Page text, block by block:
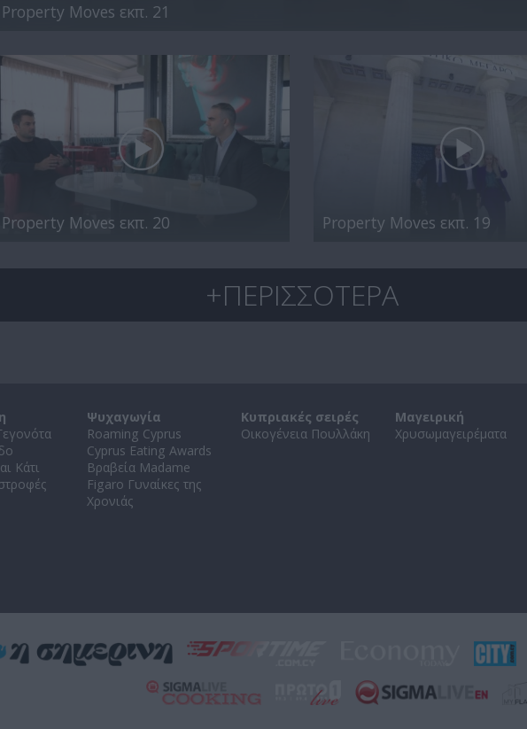
Property Moves εκπ. 21
Property Moves εκπ. 20 Property Moves εκπ. 19
+ΠΕΡΙΣΣΟΤΕΡΑ
Κάτι
Ψυχαγωγία
Roaming Cyprus
Cyprus Eating Awards
Βραβεία Madame
Figaro Γυναίκες της
Χρονιάς
Κυπριακές σειρές
Οικογένεια Πουλλάκη
Μαγειρική
Χρυσωμαγειρέματα